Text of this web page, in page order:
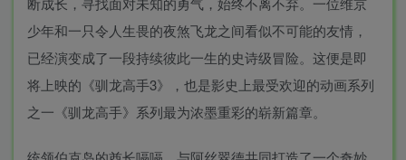
少年和一只令人生畏的夜煞飞龙之间看似不可能的友情，
已经演变成了一段持续彼此一生的史诗级冒险。这便是即
将上映的《驯龙高手3》，也是影史上最受欢迎的动画系列
之一《驯龙高手》系列最为浓墨重彩的崭新篇章。